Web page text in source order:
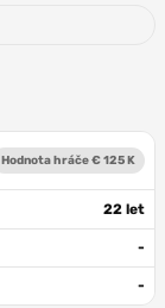
Hodnota hráče € 125 K
22 let
-
-